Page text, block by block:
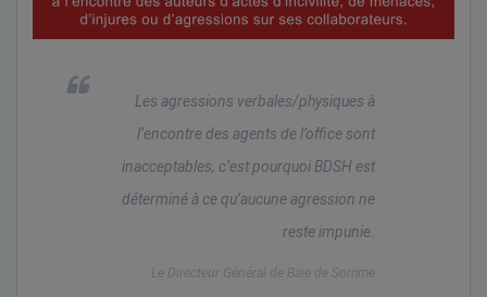
Les agressions verbales/physiques à
l’encontre des agents de l’office sont
inacceptables, c’est pourquoi BDSH est
déterminé à ce qu’aucune agression ne
reste impunie.
Le Directeur Général de Baie de Somme